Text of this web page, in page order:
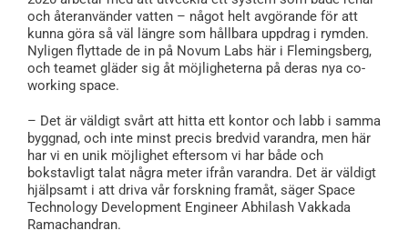
och återanvänder vatten – något helt avgörande för att
kunna göra så väl längre som hållbara uppdrag i rymden.
Nyligen flyttade de in på Novum Labs här i Flemingsberg,
och teamet gläder sig åt möjligheterna på deras nya co-
working space.
– Det är väldigt svårt att hitta ett kontor och labb i samma
byggnad, och inte minst precis bredvid varandra, men här
har vi en unik möjlighet eftersom vi har både och
bokstavligt talat några meter ifrån varandra. Det är väldigt
hjälpsamt i att driva vår forskning framåt, säger Space
Technology Development Engineer Abhilash Vakkada
Ramachandran.